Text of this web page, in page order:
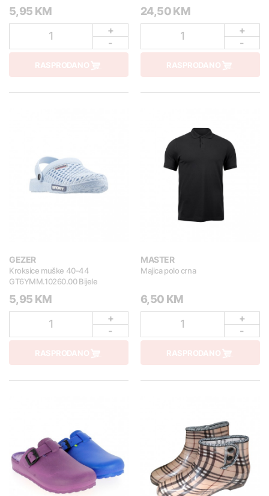
5,95 KM
1
+
-
RASPRODANO
24,50 KM
1
+
-
RASPRODANO
GEZER
Kroksice muške 40-44
GT6YMM.10260.00 Bijele
5,95 KM
1
+
-
RASPRODANO
MASTER
Majica polo crna
6,50 KM
1
+
-
RASPRODANO